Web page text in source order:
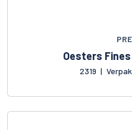
Oesters Fines
2319 |